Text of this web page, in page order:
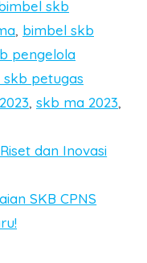
skb
, bimbel skb
pengelola
skb petugas
, skb ma 2023,
dan Inovasi
SKB CPNS